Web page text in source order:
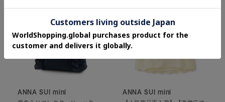
ANNA SUI mini
ANNA SUI mini